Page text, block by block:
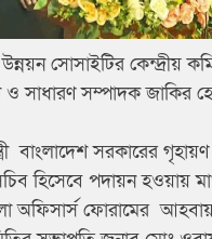
সোসাইটির কেন্দ্রীয়
সাধারণ সম্পাদক জাকির
বাংলাদেশ সরকারের
হিসেবে পদায়ন হওয়ায়
অফিসার্স ফোরামের